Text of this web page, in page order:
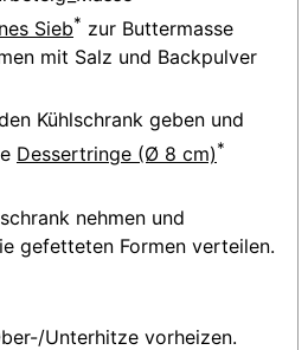
Sieb* zur Buttermasse
mit Salz und Backpulver
Kühlschrank geben und
Dessertringe (Ø 8 cm)*
nehmen und
gefetteten Formen verteilen.
Unterhitze vorheizen.